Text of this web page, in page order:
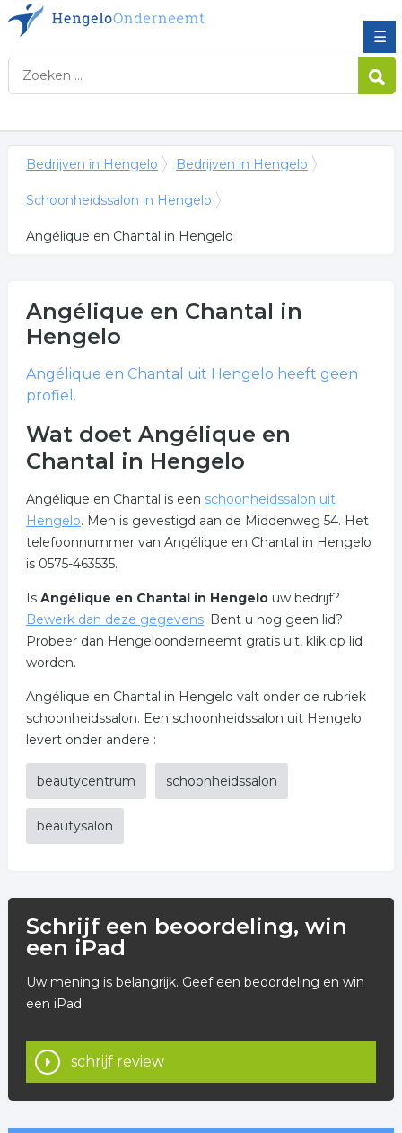
☰
Bedrijven in Hengelo Bedrijven in Hengelo
Schoonheidssalon in Hengelo
Angélique en Chantal in Hengelo
Angélique en Chantal in
Hengelo
Angélique en Chantal uit Hengelo heeft geen
profiel.
Wat doet Angélique en
Chantal in Hengelo
Angélique en Chantal is een schoonheidssalon uit
Hengelo. Men is gevestigd aan de Middenweg 54. Het
telefoonnummer van Angélique en Chantal in Hengelo
is 0575-463535.
Is Angélique en Chantal in Hengelouw bedrijf?
Bewerk dan deze gegevens. Bent u nog geen lid?
Probeer dan Hengeloonderneemt gratis uit, klik op lid
worden.
Angélique en Chantal in Hengelo valt onder de rubriek
schoonheidssalon. Een schoonheidssalon uit Hengelo
levert onder andere :
beautycentrum schoonheidssalon
beautysalon
Schrijf een beoordeling, win
een iPad
Uw mening is belangrijk. Geef een beoordeling en win
een iPad.
schrijf review